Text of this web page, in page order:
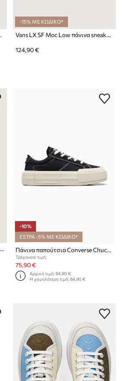
-15% ΜΕ ΚΩΔΙΚΟ*
124,90 €
Πάνινα παπούτσια Vans LX Authentic 44 Needlework
-10%
ΕΞΤΡΑ -5% ΜΕ ΚΩΔΙΚΟ*
Τρέχουσα τιμή:
75,90 €
Αρχική τιμή:84,90 €
Η χαμηλότερη τιμή:84,90 €